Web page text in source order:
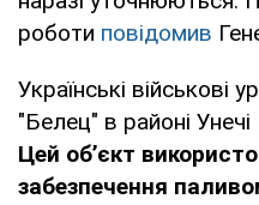
роботи повідомив
Українські військові
"Белец" в районі
Цей об’єкт
забезпечення